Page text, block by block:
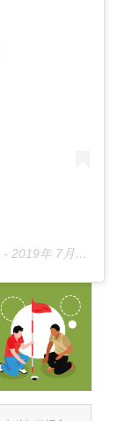
- 2019年 7月月8日午後6時37分PDT